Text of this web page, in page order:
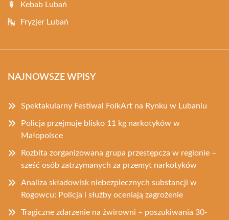
Kebab Lubań
Fryzjer Lubań
NAJNOWSZE WPISY
Spektakularny Festiwal FolkArt na Rynku w Lubaniu
Policja przejmuje blisko 11 kg narkotyków w
Małopolsce
Rozbita zorganizowana grupa przestępcza w regionie –
sześć osób zatrzymanych za przemyt narkotyków
Analiza składowisk niebezpiecznych substancji w
Rogowcu: Policja i służby oceniają zagrożenie
Tragiczne zdarzenie na żwirowni – poszukiwania 30-